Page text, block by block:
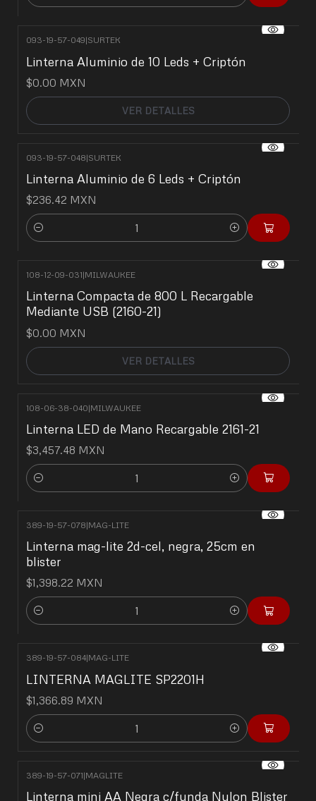
093-19-57-049|SURTEK
Linterna Aluminio de 10 Leds + Criptón
$0.00 MXN
VER DETALLES
093-19-57-048|SURTEK
Linterna Aluminio de 6 Leds + Criptón
$236.42 MXN
Cantidad
108-12-09-031|MILWAUKEE
Linterna Compacta de 800 L Recargable
Mediante USB (2160-21)
$0.00 MXN
VER DETALLES
108-06-38-040|MILWAUKEE
Linterna LED de Mano Recargable 2161-21
$3,457.48 MXN
Cantidad
389-19-57-078|MAG-LITE
Linterna mag-lite 2d-cel, negra, 25cm en
blister
$1,398.22 MXN
Cantidad
389-19-57-084|MAG-LITE
LINTERNA MAGLITE SP2201H
$1,366.89 MXN
Cantidad
389-19-57-071|MAGLITE
Linterna mini AA Negra c/funda Nylon Blister